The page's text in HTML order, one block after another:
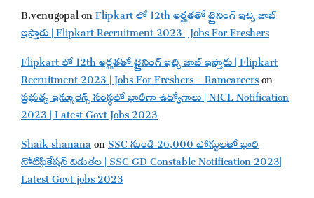
B.venugopalonFlipkart లో 12th అర్హతతో ట్రైనింగ్ ఇచ్చి జాబ్
ఇస్తారు | Flipkart Recruitment 2023 | Jobs For Freshers
Flipkart లో 12th అర్హతతో ట్రైనింగ్ ఇచ్చి జాబ్ ఇస్తారు | Flipkart
Recruitment 2023 | Jobs For Freshers - Ramcareerson
ప్రభుత్వ ఇన్సూరెన్స్ సంస్థలో భారీగా ఉద్యోగాలు | NICL Notification
2023 | Latest Govt Jobs 2023
Shaik shananaonSSC నుండి 26,000 పోస్టులతో భారి
నోటిఫికేషన్ విడుతల | SSC GD Constable Notification 2023|
Latest Govt jobs 2023